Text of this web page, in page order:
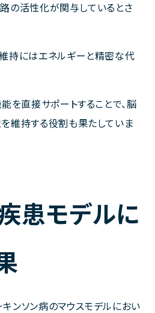
路の活性化が関与しているとさ
持にはエネルギーと精密な代
を直接サポートすることで、脳
維持する役割も果たしていま
患モデルに
ンソン病のマウスモデルにおい